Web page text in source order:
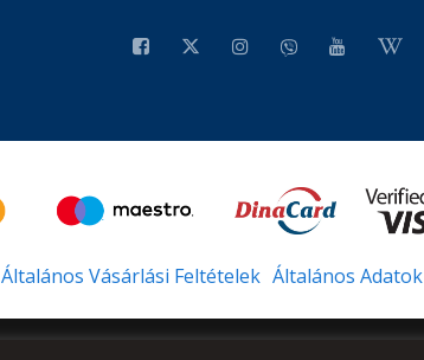
Általános Vásárlási Feltételek Általános Adatok